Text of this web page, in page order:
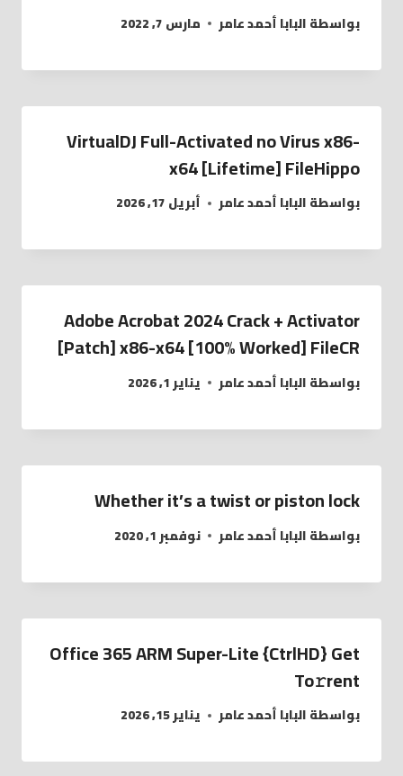
بواسطةالبابا أحمد عامر مارس 7, 2022
VirtualDJ Full-Activated no Virus x86-
x64 [Lifetime] FileHippo
بواسطةالبابا أحمد عامر أبريل 17, 2026
Adobe Acrobat 2024 Crack + Activator
[Patch] x86-x64 [100% Worked] FileCR
بواسطةالبابا أحمد عامر يناير 1, 2026
Whether it’s a twist or piston lock
بواسطةالبابا أحمد عامر نوفمبر 1, 2020
Office 365 ARM Super-Lite {CtrlHD} Get
To𝚛rent
بواسطةالبابا أحمد عامر يناير 15, 2026